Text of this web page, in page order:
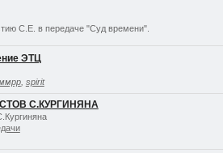
С.Е. в передаче "Суд времени".
ЭТЦ
, spirit
С.КУРГИНЯНА